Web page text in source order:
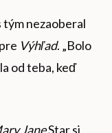
tým nezaoberal
Výhľad. „Bolo
od teba, keď
JaneStar si